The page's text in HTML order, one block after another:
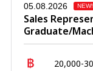
05.08.2026 NEW!
Sales
Graduate/
20,000-